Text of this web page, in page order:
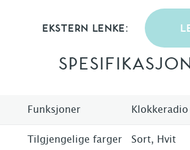
EKSTERN LENKE:
Funksjoner
Tilgjengelige farger Sort, Hvit